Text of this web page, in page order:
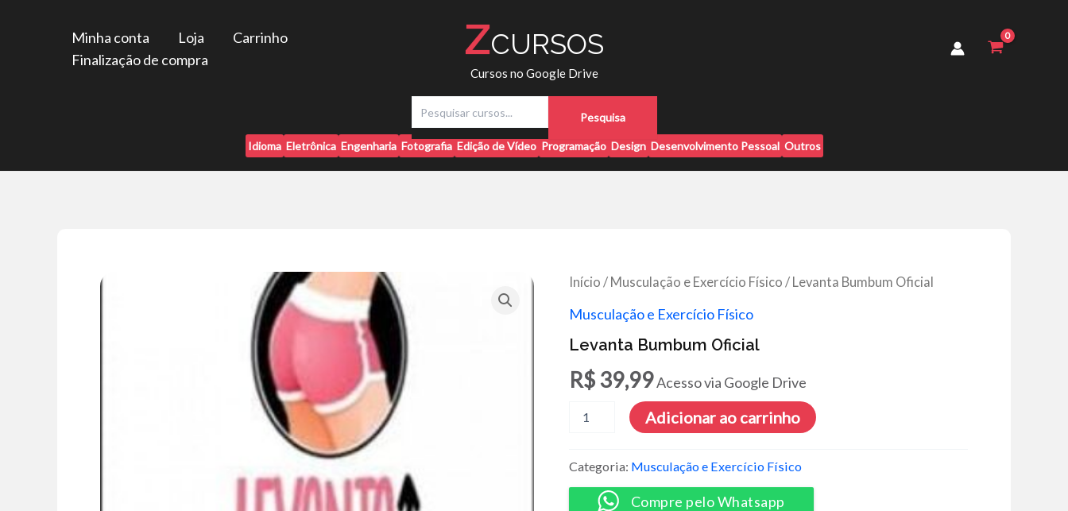
Minha conta Loja
Carrinho
Finalização de compra
ZCURSOS
Cursos no Google Drive
q
Pesquisa
Idioma Eletrônica Engenharia Fotografia Edição de Vídeo Programação Design Desenvolvimento Pessoal Outros
Início / Musculação e Exercício Físico / Levanta Bumbum Oficial
Musculação e Exercício Físico
Levanta Bumbum Oficial
R$39,99Acesso via Google Drive
Bumbum
Adicionar ao carrinho
Categoria: Musculação e Exercício Físico
Compre pelo Whatsapp